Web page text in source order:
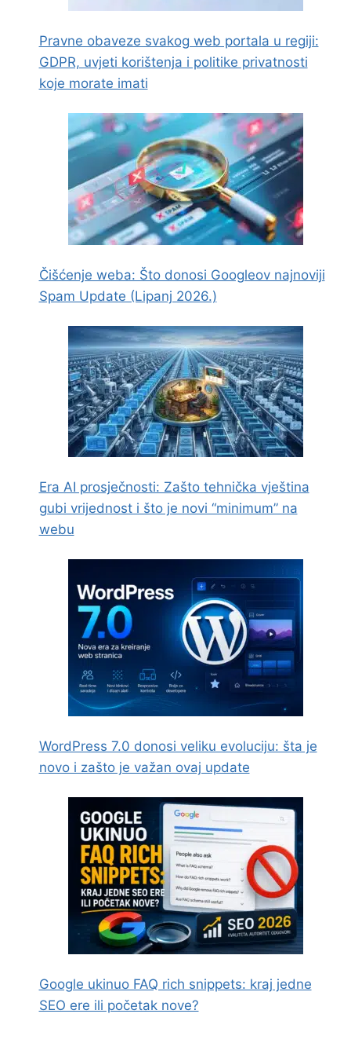
Pravne obaveze svakog web portala u regiji:
GDPR, uvjeti korištenja i politike privatnosti
koje morate imati
Čišćenje weba: Što donosi Googleov najnoviji
Spam Update (Lipanj 2026.)
Era AI prosječnosti: Zašto tehnička vještina
gubi vrijednost i što je novi “minimum” na
webu
WordPress 7.0 donosi veliku evoluciju: šta je
novo i zašto je važan ovaj update
Google ukinuo FAQ rich snippets: kraj jedne
SEO ere ili početak nove?